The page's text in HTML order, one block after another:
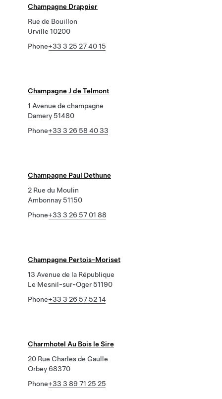
Champagne Drappier
Rue de Bouillon
Urville 10200
Phone+33 3 25 27 40 15
Champagne J de Telmont
1 Avenue de champagne
Damery 51480
Phone+33 3 26 58 40 33
Champagne Paul Dethune
2 Rue du Moulin
Ambonnay 51150
Phone+33 3 26 57 01 88
Champagne Pertois-Moriset
13 Avenue de la République
Le Mesnil-sur-Oger 51190
Phone+33 3 26 57 52 14
Charmhotel Au Bois le Sire
20 Rue Charles de Gaulle
Orbey 68370
Phone+33 3 89 71 25 25